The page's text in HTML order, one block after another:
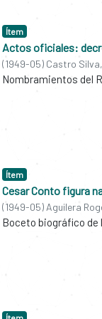
Ítem
Actos oficiales:
(1949-05) Castro
Nombramientos del
Ítem
Cesar Conto figura
(1949-05) Aguilera
Boceto biográfico de